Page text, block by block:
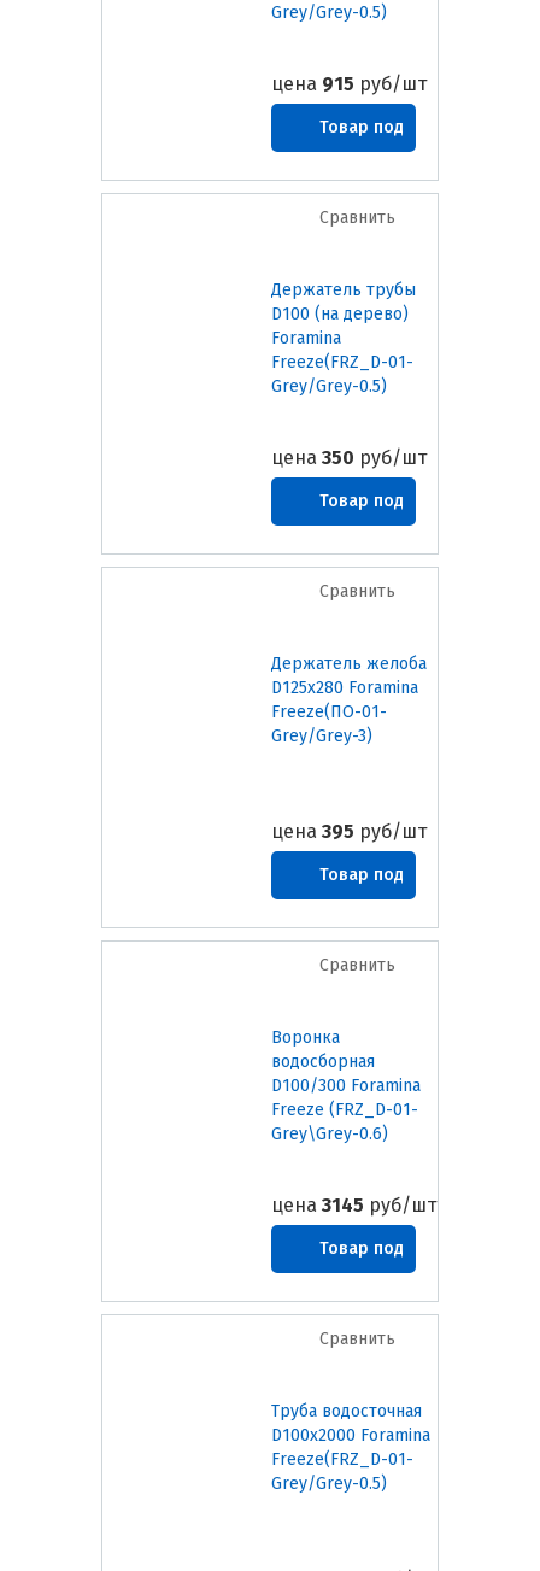
Grey/Grey-0.5)
цена 915 руб/шт
Товар под
заказ
Сравнить
Держатель трубы
D100 (на дерево)
Foramina
Freeze(FRZ_D-01-
Grey/Grey-0.5)
цена 350 руб/шт
Товар под
заказ
Сравнить
Держатель желоба
D125х280 Foramina
Freeze(ПО-01-
Grey/Grey-3)
цена 395 руб/шт
Товар под
заказ
Сравнить
Воронка
водосборная
D100/300 Foramina
Freeze (FRZ_D-01-
Grey\Grey-0.6)
цена 3145 руб/шт
Товар под
заказ
Сравнить
Труба водосточная
D100х2000 Foramina
Freeze(FRZ_D-01-
Grey/Grey-0.5)